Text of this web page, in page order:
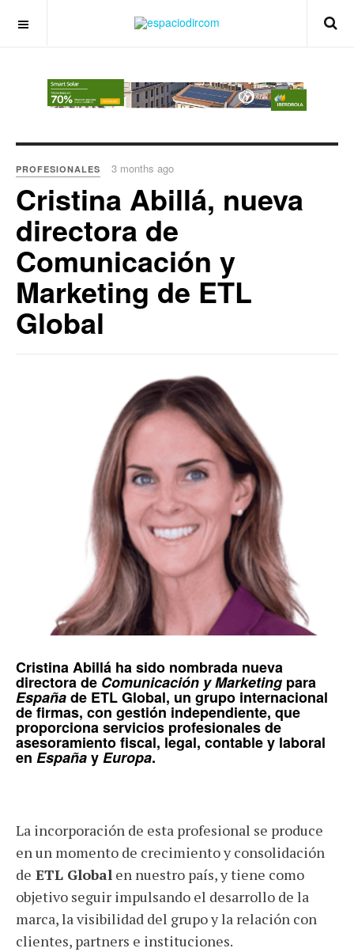
PROFESIONALES 3 months ago
Cristina Abillá, nueva
directora de
Comunicación y
Marketing de ETL
Global
Cristina Abillá ha sido nombrada nueva
directora de Comunicación y Marketing para
Españade ETL Global, un grupo internacional
de firmas, con gestión independiente, que
proporciona servicios profesionales de
asesoramiento fiscal, legal, contable y laboral
en EspañayEuropa.
La incorporación de esta profesional se produce
en un momento de crecimiento y consolidación
de ETL Global en nuestro país, y tiene como
objetivo seguir impulsando el desarrollo de la
marca, la visibilidad del grupo y la relación con
clientes, partners e instituciones.